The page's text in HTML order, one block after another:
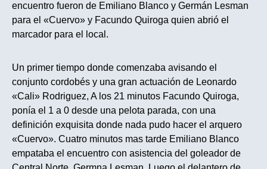
encuentro fueron de Emiliano Blanco y Germán Lesman
para el «Cuervo» y Facundo Quiroga quien abrió el
marcador para el local.
Un primer tiempo donde comenzaba avisando el
conjunto cordobés y una gran actuación de Leonardo
«Cali» Rodriguez, A los 21 minutos Facundo Quiroga,
ponía el 1 a 0 desde una pelota parada, con una
definición exquisita donde nada pudo hacer el arquero
«Cuervo». Cuatro minutos mas tarde Emiliano Blanco
empataba el encuentro con asistencia del goleador de